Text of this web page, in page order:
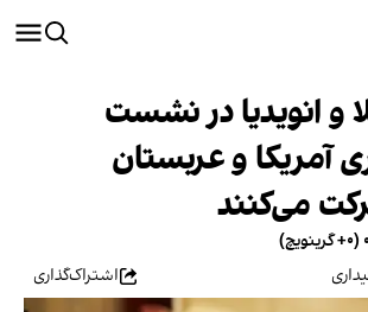
و انویدیا در نشست
آمریکا و عربستان
می‌کنند
اشتراک‌گذاری